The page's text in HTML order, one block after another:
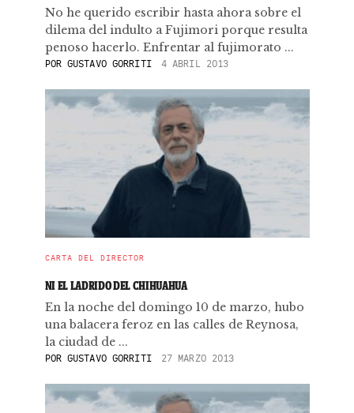
No he querido escribir hasta ahora sobre el
dilema del indulto a Fujimori porque resulta
penoso hacerlo. Enfrentar al fujimorato ...
POR GUSTAVO GORRITI 4 ABRIL 2013
CARTA DEL DIRECTOR
NI EL LADRIDO DEL CHIHUAHUA
En la noche del domingo 10 de marzo, hubo
una balacera feroz en las calles de Reynosa,
la ciudad de ...
POR GUSTAVO GORRITI 27 MARZO 2013